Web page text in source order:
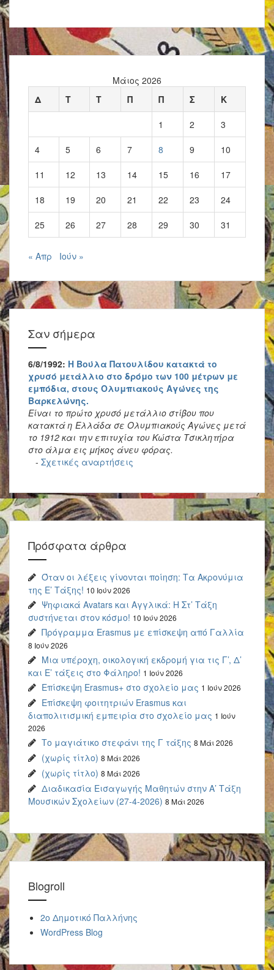
Μάιος 2026
Δ
Τ Τ Π Π Σ Κ
1 2 3
4 5 6 7 8 9 10
11 12 13 14 15 16 17
18 19 20 21 22 23 24
25 26 27 28 29 30 31
« Απρ Ιούν »
Σαν σήμερα
6/8/1992: Η Βούλα Πατουλίδου κατακτά το
χρυσό μετάλλιο στο δρόμο των 100 μέτρων με
εμπόδια, στους Ολυμπιακούς Αγώνες της
Βαρκελώνης.
Είναι το πρώτο χρυσό μετάλλιο στίβου που
κατακτά η Ελλάδα σε Ολυμπιακούς Αγώνες μετά
το 1912 και την επιτυχία του Κώστα Τσικλητήρα
στο άλμα εις μήκος άνευ φόρας.
- Σχετικές αναρτήσεις
Πρόσφατα άρθρα
Όταν οι λέξεις γίνονται ποίηση: Τα Ακρονύμια
της Ε’ Τάξης! 10 Ιούν 2026
Ψηφιακά Avatars και Αγγλικά: Η Στ’ Τάξη
συστήνεται στον κόσμο! 10 Ιούν 2026
Πρόγραμμα Erasmus με επίσκεψη από Γαλλία
8 Ιούν 2026
Μια υπέροχη, οικολογική εκδρομή για τις Γ’, Δ’
και Ε’ τάξεις στο Φάληρο! 1 Ιούν 2026
Επίσκεψη Erasmus+ στο σχολείο μας 1 Ιούν 2026
Επίσκεψη φοιτητριών Erasmus και
διαπολιτισμική εμπειρία στο σχολείο μας 1 Ιούν
2026
Το μαγιάτικο στεφάνι της Γ τάξης 8 Μάι 2026
(χωρίς τίτλο) 8 Μάι 2026
(χωρίς τίτλο) 8 Μάι 2026
Διαδικασία Εισαγωγής Μαθητών στην Α’ Τάξη
Μουσικών Σχολείων (27-4-2026) 8 Μάι 2026
Blogroll
2o Δημοτικό Παλλήνης
WordPress Blog